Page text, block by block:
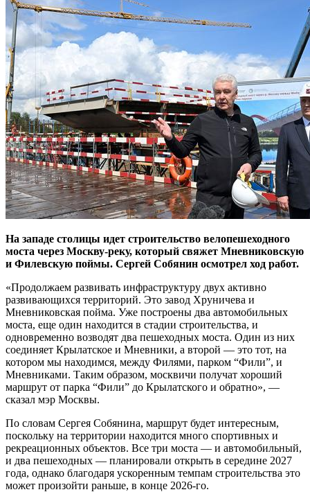
На западе столицы идет строительство велопешеходного
моста через Москву-реку, который свяжет Мневниковскую
и Филевскую поймы. Сергей Собянин осмотрел ход работ.
«Продолжаем развивать инфраструктуру двух активно
развивающихся территорий. Это завод Хруничева и
Мневниковская пойма. Уже построены два автомобильных
моста, еще один находится в стадии строительства, и
одновременно возводят два пешеходных моста. Один из них
соединяет Крылатское и Мневники, а второй — это тот, на
котором мы находимся, между Филями, парком “Фили”, и
Мневниками. Таким образом, москвичи получат хороший
маршрут от парка “Фили” до Крылатского и обратно», —
сказал мэр Москвы.
По словам Сергея Собянина, маршрут будет интересным,
поскольку на территории находится много спортивных и
рекреационных объектов. Все три моста — и автомобильный,
и два пешеходных — планировали открыть в середине 2027
года, однако благодаря ускоренным темпам строительства это
может произойти раньше, в конце 2026-го.